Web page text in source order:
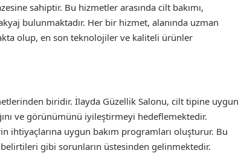
sahiptir. Bu hizmetler arasında cilt bakımı,
bulunmaktadır. Her bir hizmet, alanında uzman
olup, en son teknolojiler ve kaliteli ürünler
biridir. İlayda Güzellik Salonu, cilt tipine uygun
ve görünümünü iyileştirmeyi hedeflemektedir.
ihtiyaçlarına uygun bakım programları oluşturur. Bu
gibi sorunların üstesinden gelinmektedir.